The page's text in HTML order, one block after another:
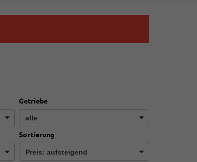
Getriebe
Sortierung